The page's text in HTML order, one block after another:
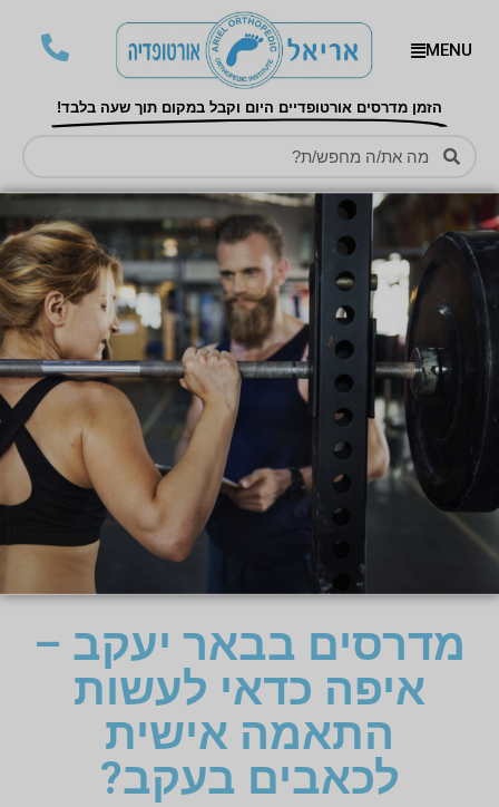
MENU
הזמן מדרסים אורטופדיים היום וקבל במקום תוך שעה בלבד!
מדרסים בבאר יעקב –
איפה כדאי לעשות
התאמה אישית
לכאבים בעקב?